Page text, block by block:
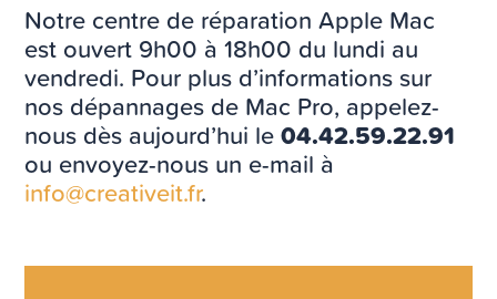
Notre centre de réparation Apple Mac
est ouvert 9h00 à 18h00 du lundi au
vendredi. Pour plus d’informations sur
nos dépannages de Mac Pro, appelez-
nous dès aujourd’hui le04.42.59.22.91
ou envoyez-nous un e-mail à
info@creativeit.fr.